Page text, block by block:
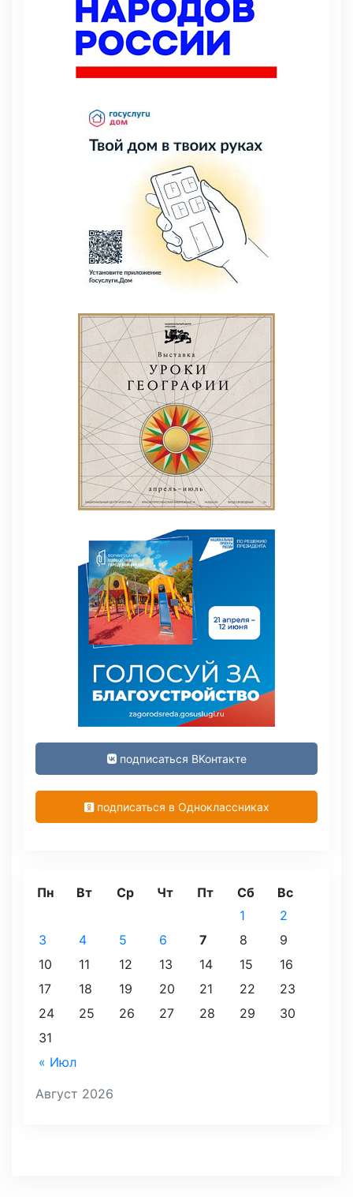
подписаться ВКонтакте
подписаться в Одноклассниках
Август 2026
Пн Вт Ср Чт Пт Сб Вс
« Июл
1
2
3
4 5 6 7 8
9
10
11 12 13 14 15
16
17
18 19 20 21 22
23
24
25 26 27 28 29
30
31